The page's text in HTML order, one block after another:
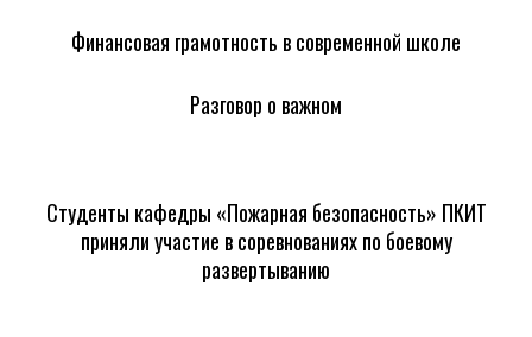
Финансовая грамотность в современной школе
Разговор о важном
Студенты кафедры «Пожарная безопасность» ПКИТ
приняли участие в соревнованиях по боевому
развертыванию